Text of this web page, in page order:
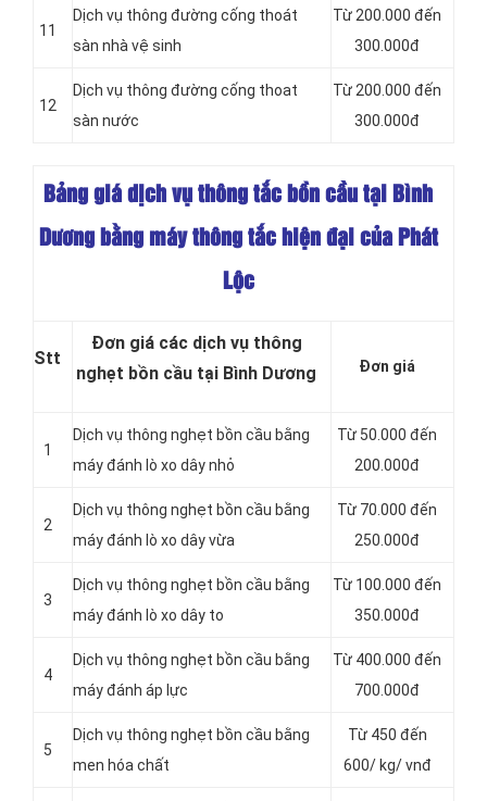
11
Dịch vụ thông đường cống thoát
sàn nhà vệ sinh
Từ 200.000 đến
300.000đ
12
Dịch vụ thông đường cống thoat
sàn nước
Từ 200.000 đến
300.000đ
Bảng giá dịch vụ thông tắc bồn cầu tại Bình
Dương bằng máy thông tắc hiện đại của Phát
Lộc
Stt
Đơn giá các dịch vụ thông
nghẹt bồn cầu tại Bình Dương
Đơn giá
1
Dịch vụ thông nghẹt bồn cầu bằng
máy đánh lò xo dây nhỏ
Từ 50.000 đến
200.000đ
2
Dịch vụ thông nghẹt bồn cầu bằng
máy đánh lò xo dây vừa
Từ 70.000 đến
250.000đ
3
Dịch vụ thông nghẹt bồn cầu bằng
máy đánh lò xo dây to
Từ 100.000 đến
350.000đ
4
Dịch vụ thông nghẹt bồn cầu bằng
máy đánh áp lực
Từ 400.000 đến
700.000đ
5
Dịch vụ thông nghẹt bồn cầu bằng
men hóa chất
Từ 450 đến
600/ kg/ vnđ